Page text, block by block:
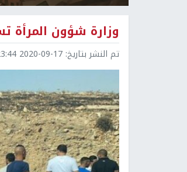
وزارة شؤون المرأة
تم النشر بتاريخ: 2020-09-17 23:44